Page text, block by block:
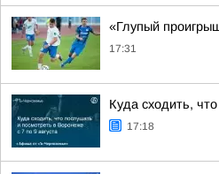
«Глупый
17:31
Куда сходить,
17:18